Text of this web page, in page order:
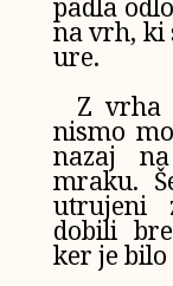
na vrh, ki
ure.
Z vrha
nismo
nazaj
mraku.
utrujeni
dobili
ker je bilo